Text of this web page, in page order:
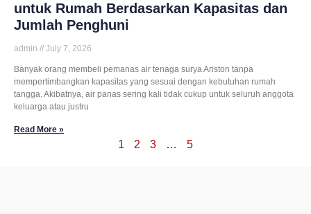
untuk Rumah Berdasarkan Kapasitas dan
Jumlah Penghuni
admin July 7, 2026
Banyak orang membeli pemanas air tenaga surya Ariston tanpa
mempertimbangkan kapasitas yang sesuai dengan kebutuhan rumah
tangga. Akibatnya, air panas sering kali tidak cukup untuk seluruh anggota
keluarga atau justru
Read More »
1 2 3 … 5